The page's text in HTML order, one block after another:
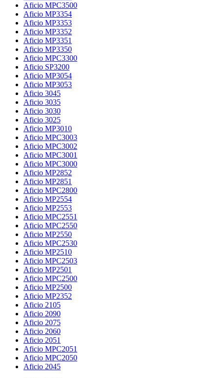
Aficio MPC3500
Aficio MP3354
Aficio MP3353
Aficio MP3352
Aficio MP3351
Aficio MP3350
Aficio MPC3300
Aficio SP3200
Aficio MP3054
Aficio MP3053
Aficio 3045
Aficio 3035
Aficio 3030
Aficio 3025
Aficio MP3010
Aficio MPC3003
Aficio MPC3002
Aficio MPC3001
Aficio MPC3000
Aficio MP2852
Aficio MP2851
Aficio MPC2800
Aficio MP2554
Aficio MP2553
Aficio MPC2551
Aficio MPC2550
Aficio MP2550
Aficio MPC2530
Aficio MP2510
Aficio MPC2503
Aficio MP2501
Aficio MPC2500
Aficio MP2500
Aficio MP2352
Aficio 2105
Aficio 2090
Aficio 2075
Aficio 2060
Aficio 2051
Aficio MPC2051
Aficio MPC2050
Aficio 2045